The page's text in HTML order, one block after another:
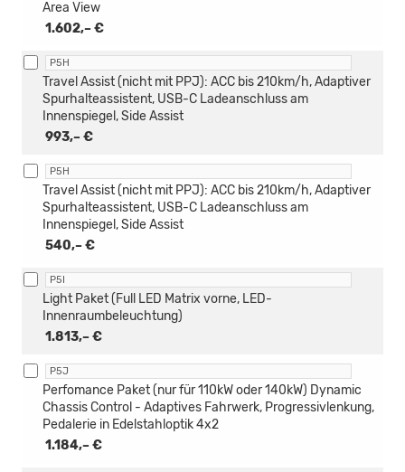
1.602,– €
Area View
P5H
993,– €
Travel Assist (nicht mit PPJ): ACC bis 210km/h, Adaptiver
Spurhalteassistent, USB-C Ladeanschluss am
Innenspiegel, Side Assist
P5H
540,– €
Travel Assist (nicht mit PPJ): ACC bis 210km/h, Adaptiver
Spurhalteassistent, USB-C Ladeanschluss am
Innenspiegel, Side Assist
P5I
1.813,– €
Light Paket (Full LED Matrix vorne, LED-
Innenraumbeleuchtung)
P5J
1.184,– €
Perfomance Paket (nur für 110kW oder 140kW) Dynamic
Chassis Control - Adaptives Fahrwerk, Progressivlenkung,
Pedalerie in Edelstahloptik 4x2